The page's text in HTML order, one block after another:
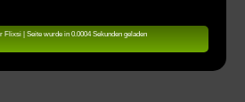
Flixsi | Seite wurde in 0.0004 Sekunden geladen